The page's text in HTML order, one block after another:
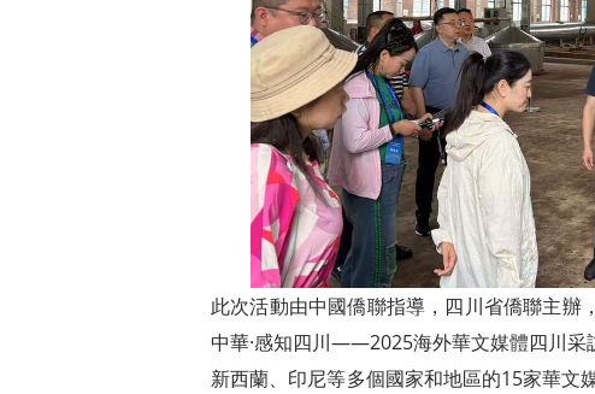
此次活動由中國僑聯指導，四川省僑聯主辦
中華·感知四川——2025海外華文媒體四川采
新西蘭、印尼等多個國家和地區的15家華文